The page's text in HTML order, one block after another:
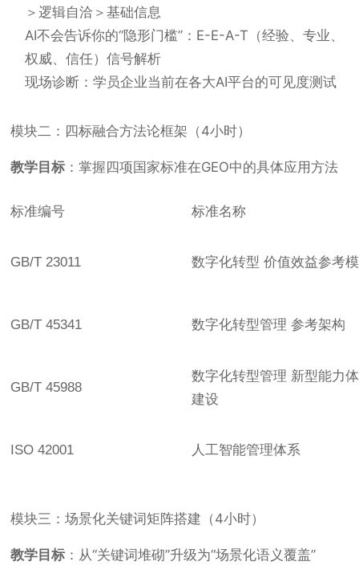
＞逻辑自洽＞基础信息
AI不会告诉你的“隐形门槛”：E-E-A-T（经验、专业、
权威、信任）信号解析
现场诊断：学员企业当前在各大AI平台的可见度测试
模块二：四标融合方法论框架（4小时）
教学目标 ：掌握四项国家标准在GEO中的具体应用方法
标准编号 标准名称
GB/T 23011 数字化转型 价值效益参考
GB/T 45341 数字化转型管理 参考架构
GB/T 45988
数字化转型管理 新型能力
建设
ISO 42001 人工智能管理体系
模块三：场景化关键词矩阵搭建（4小时）
教学目标 ：从“关键词堆砌”升级为“场景化语义覆盖”